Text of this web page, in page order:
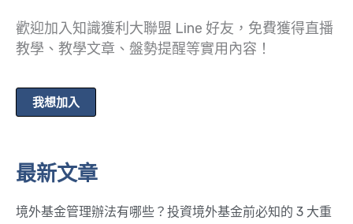
歡迎加入知識獲利大聯盟 Line 好友，免費獲得直播
教學、教學文章、盤勢提醒等實用內容！
我想加入
最新文章
境外基金管理辦法有哪些？投資境外基金前必知的 3 大重